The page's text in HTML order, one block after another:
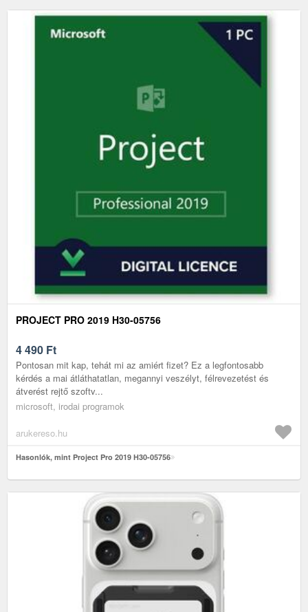
PROJECT PRO 2019 H30-05756
4 490 Ft
Pontosan mit kap, tehát mi az amiért fizet? Ez a legfontosabb
kérdés a mai átláthatatlan, megannyi veszélyt, félrevezetést és
átverést rejtő szoftv...
microsoft, irodai programok
arukereso.hu
Hasonlók, mint Project Pro 2019 H30-05756